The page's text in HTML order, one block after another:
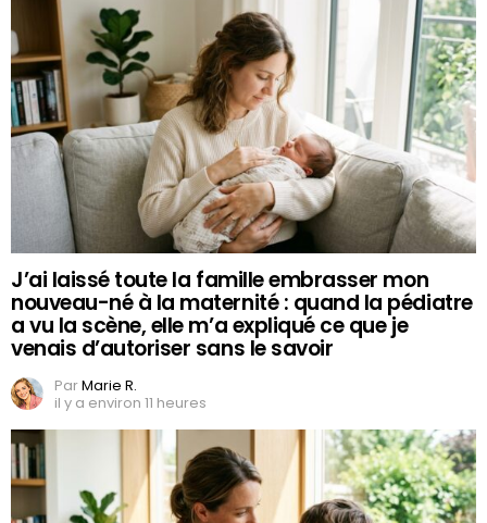
J’ai laissé toute la famille embrasser mon
nouveau-né à la maternité : quand la pédiatre
a vu la scène, elle m’a expliqué ce que je
venais d’autoriser sans le savoir
ParMarie R.
il y a environ 11 heures